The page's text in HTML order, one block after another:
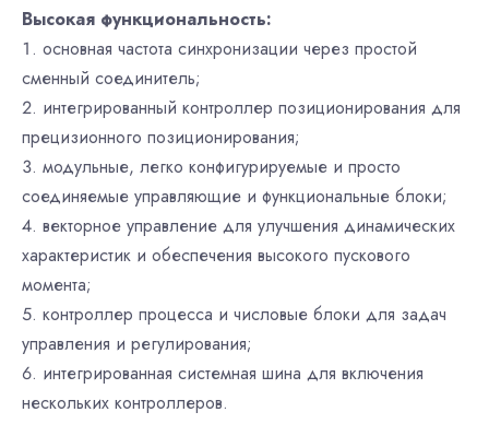
Высокая функциональность:
основная частота синхронизации через простой
сменный соединитель;
интегрированный контроллер позиционирования для
прецизионного позиционирования;
модульные, легко конфигурируемые и просто
соединяемые управляющие и функциональные блоки;
векторное управление для улучшения динамических
характеристик и обеспечения высокого пускового
момента;
контроллер процесса и числовые блоки для задач
управления и регулирования;
интегрированная системная шина для включения
нескольких контроллеров.